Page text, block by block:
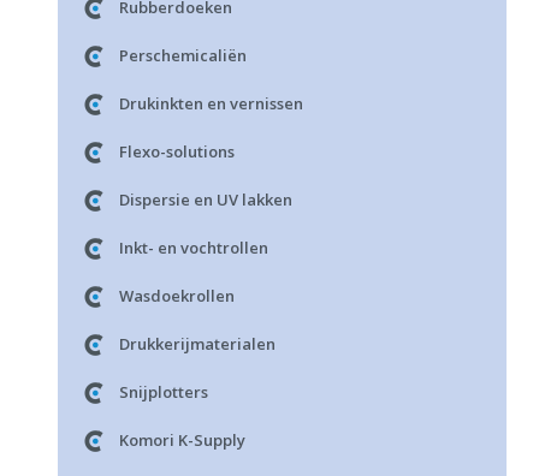
Rubberdoeken
Perschemicaliën
Drukinkten en vernissen
Flexo-solutions
Dispersie en UV lakken
Inkt- en vochtrollen
Wasdoekrollen
Drukkerijmaterialen
Snijplotters
Komori K-Supply